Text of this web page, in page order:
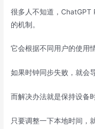
很多人不知道，ChatGPT
的机制。
它会根据不同用户的使用
如果时钟同步失败，就会
而解决办法就是保持设备
只要调整一下本地时间，